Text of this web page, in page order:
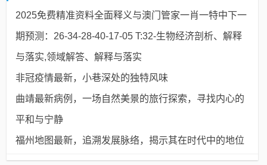
2025免费精准资料全面释义与澳门管家一肖一特中下一
期预测：26-34-28-40-17-05 T:32-生物经济剖析、解释
与落实,领域解答、解释与落实​
非冠疫情最新，小巷深处的独特风味
曲靖最新病例，一场自然美景的旅行探索，寻找内心的
平和与宁静
福州地图最新，追溯发展脉络，揭示其在时代中的地位